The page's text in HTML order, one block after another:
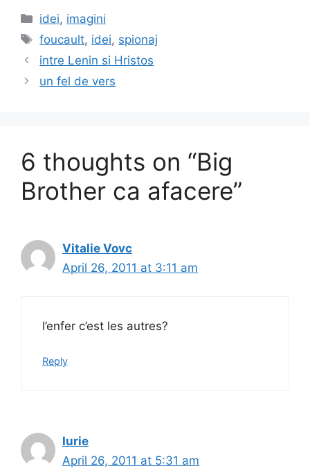
c
e
b
o
st
o
d
o
ai
l
e
Categories
idei, imagini
Tags
foucault, idei, spionaj
intre Lenin si Hristos
un fel de vers
6 thoughts on “Big
Brother ca afacere”
Vitalie Vovc
April 26, 2011 at 3:11 am
l’enfer c’est les autres?
Reply
Iurie
April 26, 2011 at 5:31 am